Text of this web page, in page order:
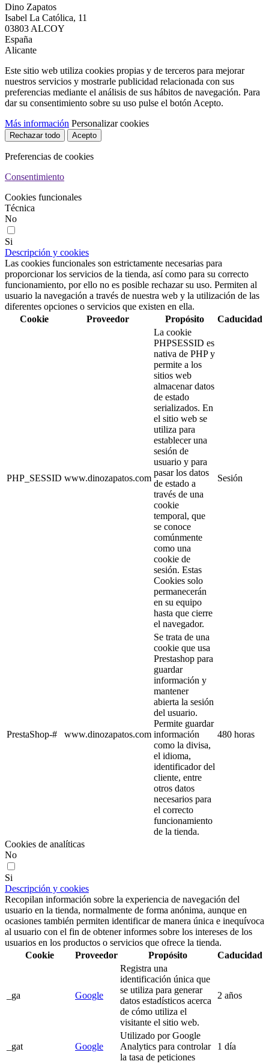
Dino Zapatos
Isabel La Católica, 11
03803 ALCOY
España
Alicante
Este sitio web utiliza cookies propias y de terceros para mejorar
nuestros servicios y mostrarle publicidad relacionada con sus
preferencias mediante el análisis de sus hábitos de navegación. Para
dar su consentimiento sobre su uso pulse el botón Acepto.
Más información Personalizar cookies
Rechazar todo Acepto
Preferencias de cookies
Consentimiento
Cookies funcionales
Técnica
No
Si
Descripción y cookies
Las cookies funcionales son estrictamente necesarias para
proporcionar los servicios de la tienda, así como para su correcto
funcionamiento, por ello no es posible rechazar su uso. Permiten al
usuario la navegación a través de nuestra web y la utilización de las
diferentes opciones o servicios que existen en ella.
Cookie
Proveedor Propósito Caducidad
PHP_SESSID www.dinozapatos.com
La cookie
PHPSESSID es
nativa de PHP y
permite a los
sitios web
almacenar datos
de estado
serializados. En
el sitio web se
utiliza para
establecer una
sesión de
usuario y para
pasar los datos
de estado a
través de una
cookie
temporal, que
se conoce
comúnmente
como una
cookie de
sesión. Estas
Cookies solo
permanecerán
en su equipo
hasta que cierre
el navegador.
Sesión
PrestaShop-# www.dinozapatos.com
Se trata de una
cookie que usa
Prestashop para
guardar
información y
mantener
abierta la sesión
del usuario.
Permite guardar
información
como la divisa,
el idioma,
identificador del
cliente, entre
otros datos
necesarios para
el correcto
funcionamiento
de la tienda.
480 horas
Cookies de analíticas
No
Si
Descripción y cookies
Recopilan información sobre la experiencia de navegación del
usuario en la tienda, normalmente de forma anónima, aunque en
ocasiones también permiten identificar de manera única e inequívoca
al usuario con el fin de obtener informes sobre los intereses de los
usuarios en los productos o servicios que ofrece la tienda.
Cookie
Proveedor Propósito Caducidad
_ga Google
Registra una
identificación única que
se utiliza para generar
datos estadísticos acerca
de cómo utiliza el
visitante el sitio web.
2 años
_gat Google
Utilizado por Google
Analytics para controlar
la tasa de peticiones
1 día